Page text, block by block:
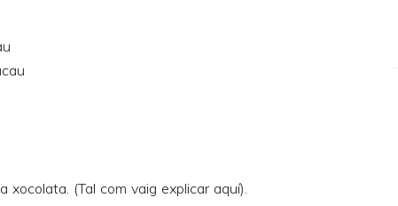
xocolata. (Tal com vaig explicar aquí).